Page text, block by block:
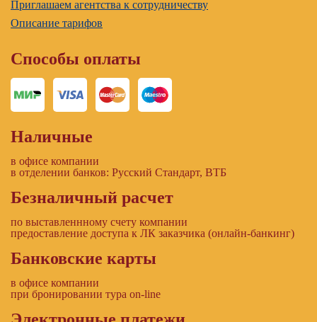
Приглашаем агентства к сотрудничеству
Описание тарифов
Способы оплаты
Наличные
в офисе компании
в отделении банков: Русский Стандарт, ВТБ
Безналичный расчет
по выставленнному счету компании
предоставление доступа к ЛК заказчика (онлайн-банкинг)
Банковские карты
в офисе компании
при бронировании тура on-line